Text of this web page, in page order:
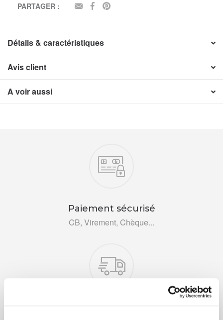
PARTAGER : EMAILFACEBOOK
Détails & caractéristiques
Avis client
A voir aussi
Paiement sécurisé
CB, Virement, Chèque...
Livraison rapide 48h